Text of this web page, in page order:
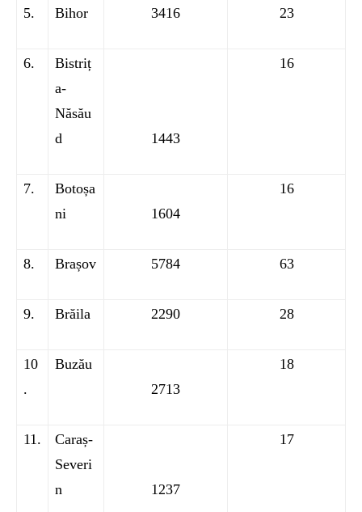
5. Bihor 3416 23
6.
Bistriț
a-
Năsău
d
1443
16
7.
Botoșa
ni
1604
16
8. Brașov 5784 63
9. Brăila 2290 28
10
.
Buzău
2713
18
11.
Caraș-
Severi
n
1237
17